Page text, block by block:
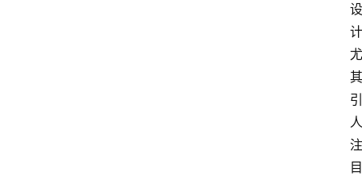
设
计
尤
其
引
人
注
目